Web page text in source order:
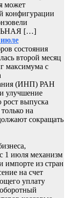
может
конфигурации
[…]
состояния
второй месяц
максимума с
(ИНП) РАН
улучшение
выпуска
на
сокращать
1 июля механизм
импорте из стран
на счет
уплату